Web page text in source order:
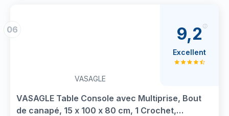
06
VASAGLE
VASAGLE Table Console avec Multiprise, Bout
de canapé, 15 x 100 x 80 cm, 1 Crochet,
9,2
Excellent